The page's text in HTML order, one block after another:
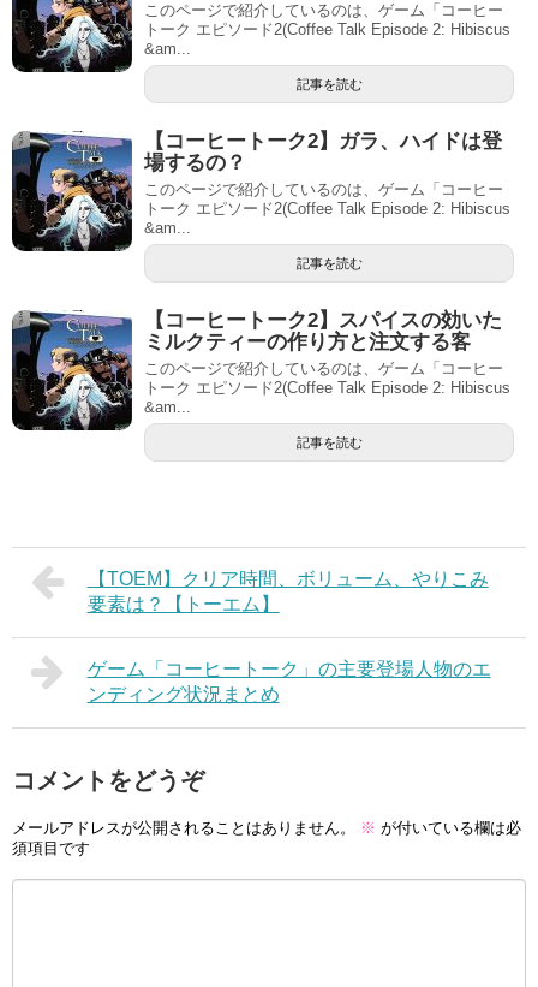
このページで紹介しているのは、ゲーム「コーヒー
トーク エピソード2(Coffee Talk Episode 2: Hibiscus
&am...
記事を読む
【コーヒートーク2】ガラ、ハイドは登
場するの？
このページで紹介しているのは、ゲーム「コーヒー
トーク エピソード2(Coffee Talk Episode 2: Hibiscus
&am...
記事を読む
【コーヒートーク2】スパイスの効いた
ミルクティーの作り方と注文する客
このページで紹介しているのは、ゲーム「コーヒー
トーク エピソード2(Coffee Talk Episode 2: Hibiscus
&am...
記事を読む
【TOEM】クリア時間、ボリューム、やりこみ
要素は？【トーエム】
ゲーム「コーヒートーク」の主要登場人物のエ
ンディング状況まとめ
コメントをどうぞ
メールアドレスが公開されることはありません。 ※ が付いている欄は必
須項目です